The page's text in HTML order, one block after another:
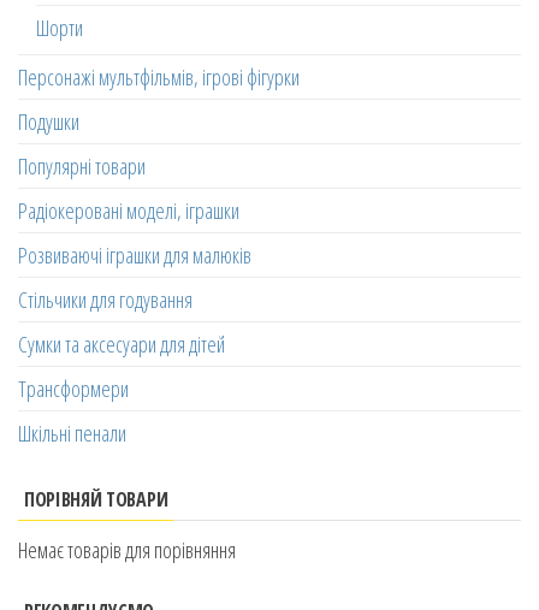
Шорти
Персонажі мультфільмів, ігрові фігурки
Подушки
Популярні товари
Радіокеровані моделі, іграшки
Розвиваючі іграшки для малюків
Стільчики для годування
Сумки та аксесуари для дітей
Трансформери
Шкільні пенали
ПОРІВНЯЙ ТОВАРИ
Немає товарів для порівняння